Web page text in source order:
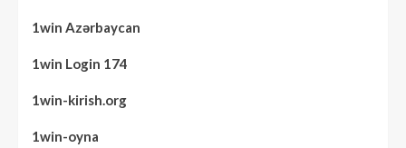
1win Azərbaycan
1win Login 174
1win-kirish.org
1win-oyna